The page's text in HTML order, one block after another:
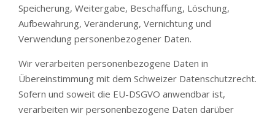
Speicherung, Weitergabe, Beschaffung, Löschung,
Aufbewahrung, Veränderung, Vernichtung und
Verwendung personenbezogener Daten.
Wir verarbeiten personenbezogene Daten in
Übereinstimmung mit dem Schweizer Datenschutzrecht.
Sofern und soweit die EU-DSGVO anwendbar ist,
verarbeiten wir personenbezogene Daten darüber